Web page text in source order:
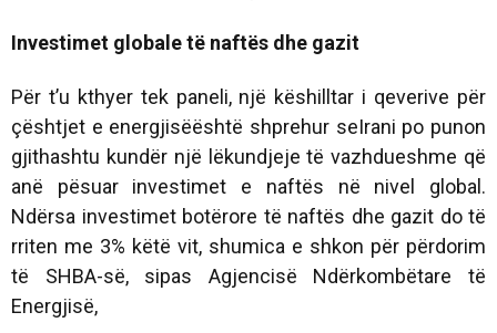
Investimet globale të naftës dhe gazit
Për t’u kthyer tek paneli, një këshilltar i qeverive për
çështjet e energjisëështë shprehur seIrani po punon
gjithashtu kundër një lëkundjeje të vazhdueshme që
anë pësuar investimet e naftës në nivel global.
Ndërsa investimet botërore të naftës dhe gazit do të
rriten me 3% këtë vit, shumica e shkon për përdorim
të SHBA-së, sipas Agjencisë Ndërkombëtare të
Energjisë,